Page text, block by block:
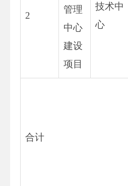
管理
中心
建设
项目
2
技术中
心
合计